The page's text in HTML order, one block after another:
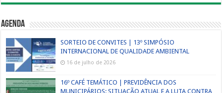
Agenda
SORTEIO DE CONVITES | 13º SIMPÓSIO
INTERNACIONAL DE QUALIDADE AMBIENTAL
16 de julho de 2026
16º CAFÉ TEMÁTICO | PREVIDÊNCIA DOS
MUNICIPÁRIOS: SITUAÇÃO ATUAL E A LUTA CONTRA